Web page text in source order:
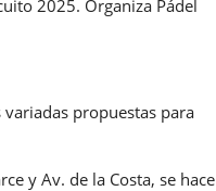
2025. Organiza Pádel
propuestas para
y Av. de la Costa, se hace